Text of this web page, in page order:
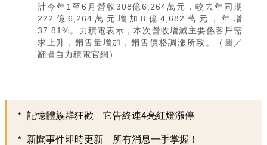
計今年1至6月營收308億6,264萬元，較去年同期
222億6,264萬元增加8億4,682萬元，年增
37.81%。力積電表示，本次營收增減主要係客戶需
求上升，銷售量增加，銷售價格調漲所致。（圖／
翻攝自力積電官網）
記憶體族群狂歡 它告終連4亮紅燈漲停
新聞事件即時更新 所有消息一手掌握！